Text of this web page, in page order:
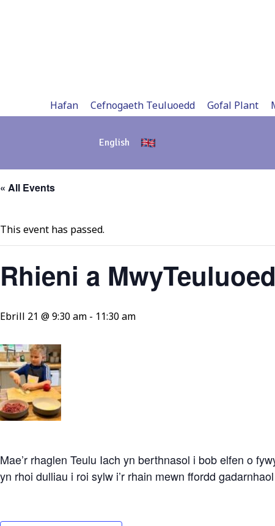
Hafan Cefnogaeth Teuluoedd Gofal Plant
English
« All Events
This event has passed.
Rhieni a
Ebrill 21 @ 9:30 am - 11:30 am
Mae’r rhaglen Teulu Iach yn berthnasol i bob elfen o
yn rhoi dulliau i roi sylw i’r rhain mewn ffordd